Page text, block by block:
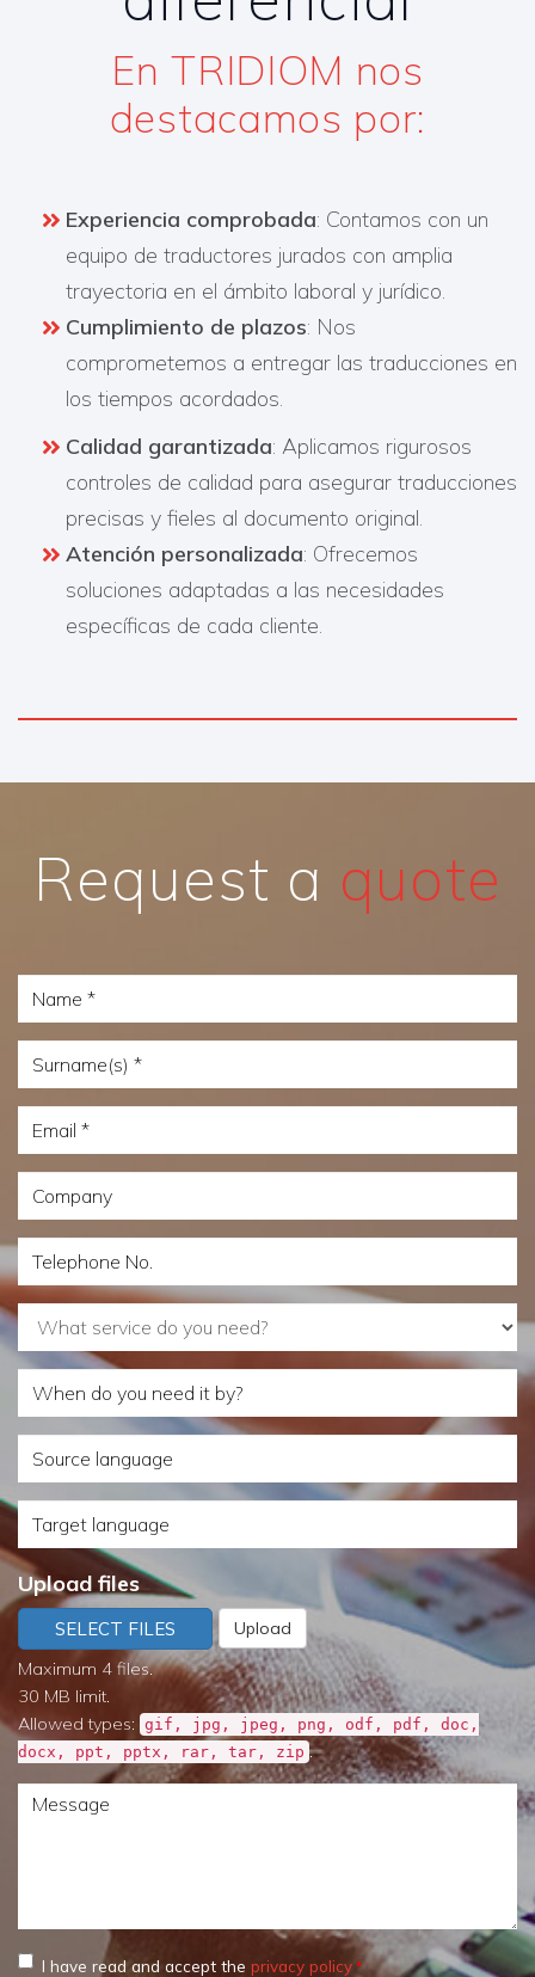
En TRIDIOM nos
destacamos por:​
Experiencia comprobada: Contamos con un
equipo de traductores jurados con amplia
trayectoria en el ámbito laboral y jurídico.
Cumplimiento de plazos: Nos
comprometemos a entregar las traducciones en
los tiempos acordados.
Calidad garantizada: Aplicamos rigurosos
controles de calidad para asegurar traducciones
precisas y fieles al documento original.
Atención personalizada: Ofrecemos
soluciones adaptadas a las necesidades
específicas de cada cliente.
Request a quote
Name
Surname(s)
Email
Company
Telephone
No.
What
service
do
need?
When
do
you
by?
Source
language
Target
language
Upload files
SELECT FILES
Upload
Maximum 4 files.
30 MB limit.
Allowed types: gif, jpg, jpeg, png, odf, pdf, doc,
docx, ppt, pptx, rar, tar, zip .
Message
I have read and accept the privacy policy